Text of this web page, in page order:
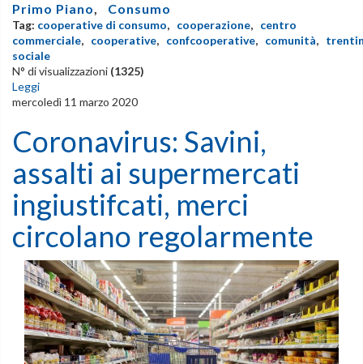
Primo Piano, Consumo
Tag: cooperative di consumo, cooperazione, centro
commerciale, cooperative, confcooperative, comunità,
sociale
N° di visualizzazioni (1325)
Leggi
mercoledì 11 marzo 2020
Coronavirus: Savini,
assalti ai supermercati
ingiustifcati, merci
circolano regolarmente